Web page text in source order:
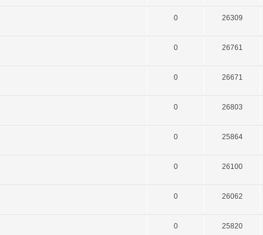
0 26309
0 26761
0 26671
0 26803
0 25864
0 26100
0 26062
0 25820